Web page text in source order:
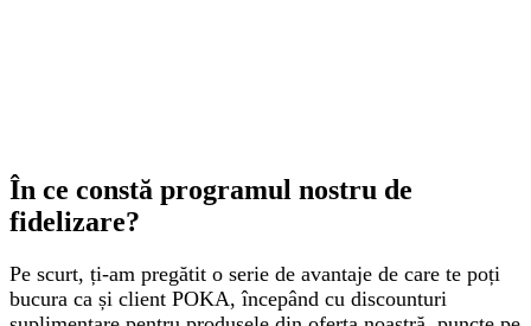
În ce constă programul nostru de
fidelizare?
Pe scurt, ți-am pregătit o serie de avantaje de care te poți
bucura ca și client POKA, începând cu discounturi